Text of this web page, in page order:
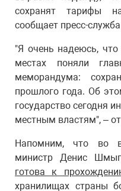
сохранят тарифы
сообщает пресс-
"Я очень надеюсь,
местах поняли
меморандума:
прошлого года. Об
государство сегодня
местным властям", –
Напомним, что во
министр Денис
готова к
хранилищах страны